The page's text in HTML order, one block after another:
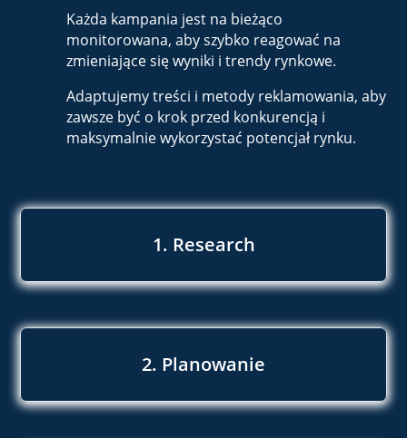
Każda kampania jest na bieżąco
monitorowana, aby szybko reagować na
zmieniające się wyniki i trendy rynkowe.
Adaptujemy treści i metody reklamowania, aby
zawsze być o krok przed konkurencją i
maksymalnie wykorzystać potencjał rynku.
1. Research
2. Planowanie